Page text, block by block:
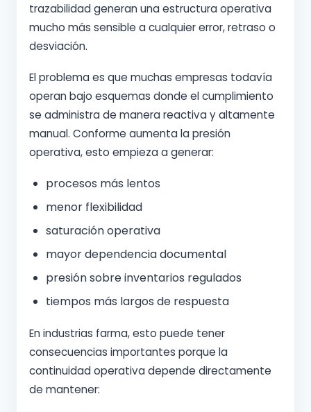
trazabilidad generan una estructura operativa
mucho más sensible a cualquier error, retraso o
desviación.
El problema es que muchas empresas todavía
operan bajo esquemas donde el cumplimiento
se administra de manera reactiva y altamente
manual. Conforme aumenta la presión
operativa, esto empieza a generar:
procesos más lentos
menor flexibilidad
saturación operativa
mayor dependencia documental
presión sobre inventarios regulados
tiempos más largos de respuesta
En industrias farma, esto puede tener
consecuencias importantes porque la
continuidad operativa depende directamente
de mantener: